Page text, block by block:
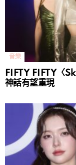
音樂
FIFTY FIFTY〈
神話有望重現